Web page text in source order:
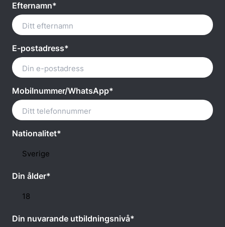
Efternamn*
E-postadress*
Mobilnummer/WhatsApp*
Nationalitet*
Din ålder*
Din nuvarande utbildningsnivå*